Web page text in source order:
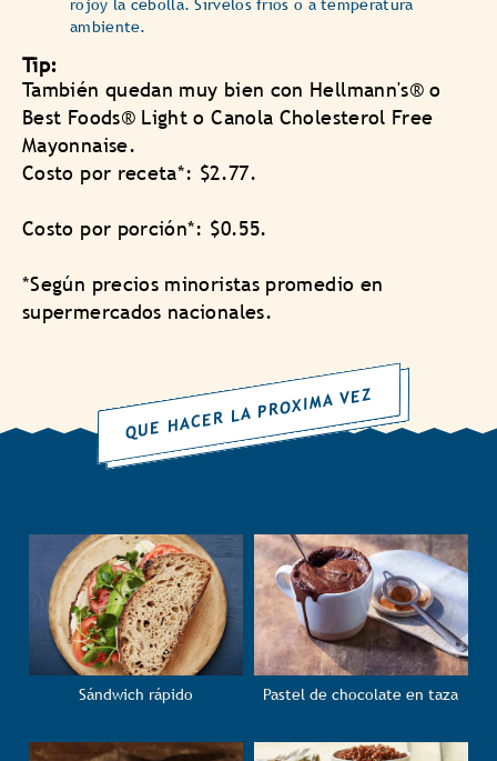
rojoy la cebolla. Sírvelos fríos o a temperatura
ambiente.
Tip:
También quedan muy bien con Hellmann's® o
Best Foods® Light o Canola Cholesterol Free
Mayonnaise.
Costo por receta*: $2.77.
Costo por porción*: $0.55.
*Según precios minoristas promedio en
supermercados nacionales.
QUE HACER LA PROXIMA VEZ
Sándwich rápido Pastel de chocolate en taza